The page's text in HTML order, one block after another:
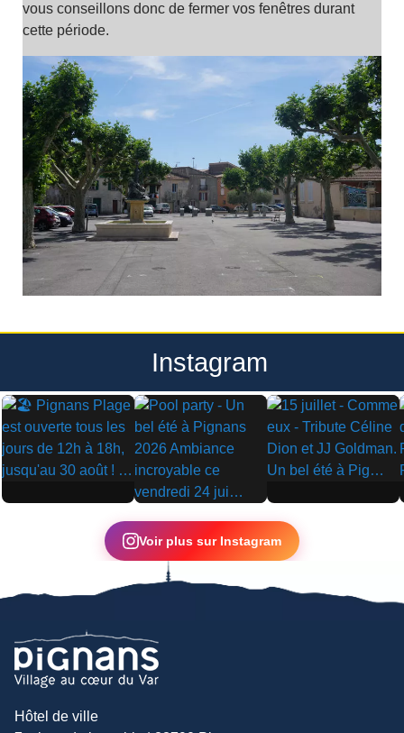
vous conseillons donc de fermer vos fenêtres durant
cette période.
Instagram
▶
▶
▶
Voir plus sur Instagram
Hôtel de ville